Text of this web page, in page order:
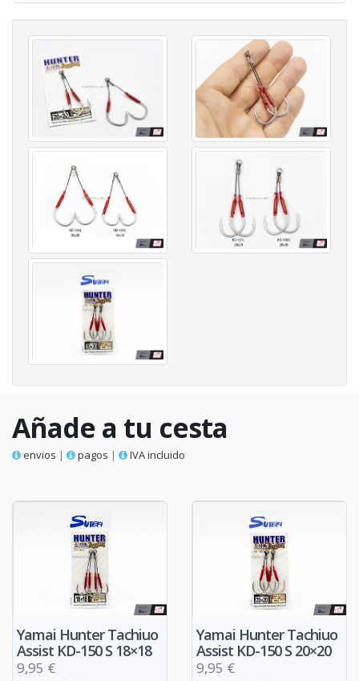
Añade a tu cesta
envios | pagos | IVA incluido
Yamai Hunter Tachiuo
Assist KD-150 S 18×18
9,95 €
Yamai Hunter Tachiuo
Assist KD-150 S 20×20
9,95 €